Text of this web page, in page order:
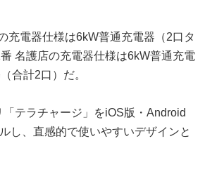
充電器仕様は6kW普通充電器（2口タ
名護店の充電器仕様は6kW普通充電
合計2口）だ。
「テラチャージ」をiOS版・Android
し、直感的で使いやすいデザインと